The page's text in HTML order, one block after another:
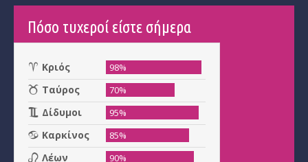
Πόσο τυχεροί είστε σήμερα